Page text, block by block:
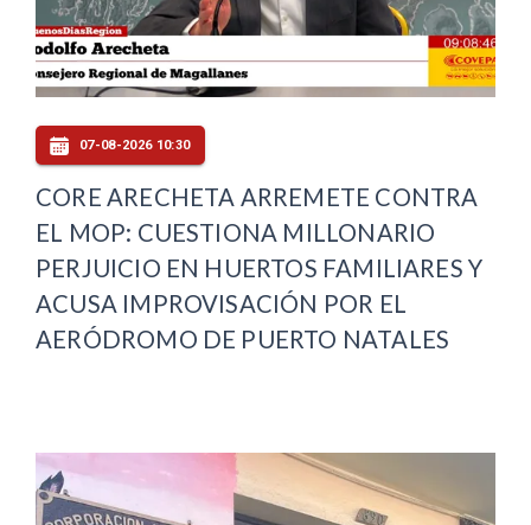
07-08-2026 10:30
CORE ARECHETA ARREMETE CONTRA
EL MOP: CUESTIONA MILLONARIO
PERJUICIO EN HUERTOS FAMILIARES Y
ACUSA IMPROVISACIÓN POR EL
AERÓDROMO DE PUERTO NATALES